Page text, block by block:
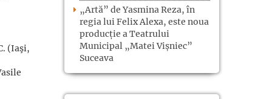
(Iaşi,
„Artă” de Yasmina Reza, în
regia lui Felix Alexa, este noua
producție a Teatrului
Municipal „Matei Vișniec”
Suceava